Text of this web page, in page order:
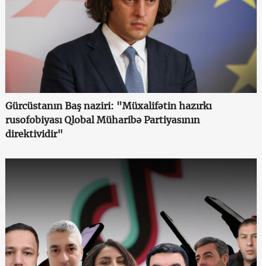
Gürcüstanın Baş naziri: "Müxalifətin hazırkı
rusofobiyası Qlobal Müharibə Partiyasının
direktividir"